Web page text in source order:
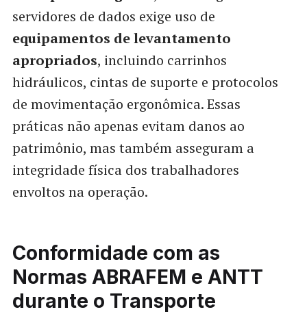
servidores de dados exige uso de
equipamentos de levantamento
apropriados, incluindo carrinhos
hidráulicos, cintas de suporte e protocolos
de movimentação ergonômica. Essas
práticas não apenas evitam danos ao
patrimônio, mas também asseguram a
integridade física dos trabalhadores
envoltos na operação.
Conformidade com as
Normas ABRAFEM e ANTT
durante o Transporte